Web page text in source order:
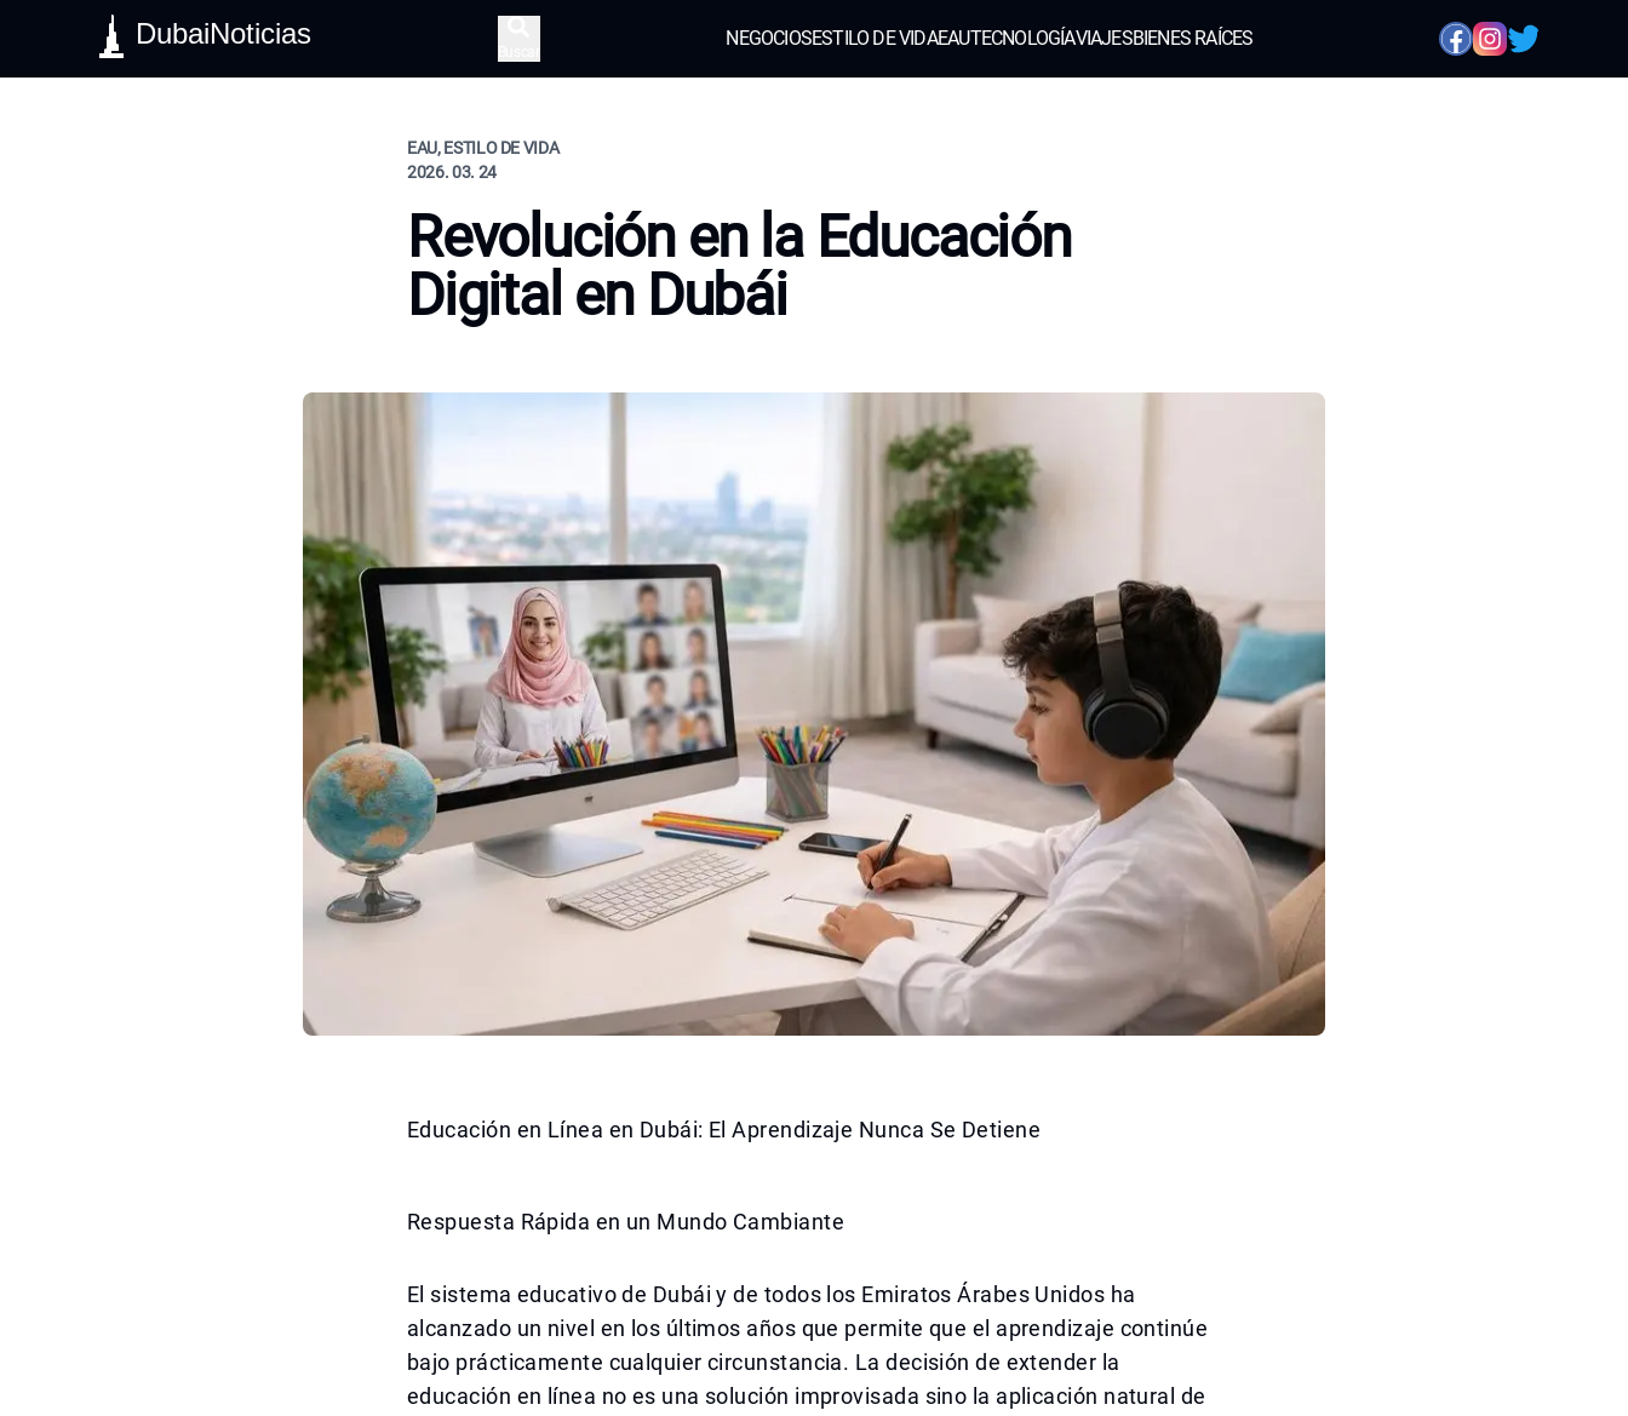
DubaiNoticias NEGOCIOSESTILO DE VIDAEAUTECNOLOGÍAVIAJESBIENES RAÍCES
EAU, ESTILO DE VIDA
2026. 03. 24
Revolución en la Educación
Digital en Dubái
Educación en Línea en Dubái: El Aprendizaje Nunca Se Detiene
Respuesta Rápida en un Mundo Cambiante
El sistema educativo de Dubái y de todos los Emiratos Árabes Unidos ha
alcanzado un nivel en los últimos años que permite que el aprendizaje continúe
bajo prácticamente cualquier circunstancia. La decisión de extender la
educación en línea no es una solución improvisada sino la aplicación natural de